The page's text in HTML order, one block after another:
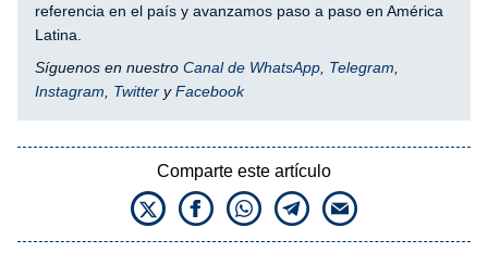
referencia en el país y avanzamos paso a paso en América
Latina.
Síguenos en nuestro Canal de WhatsApp Telegram
Instagram
Twitter yFacebook
Comparte este artículo